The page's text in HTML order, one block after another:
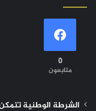
0
متابعون
الشرطة الوطنية